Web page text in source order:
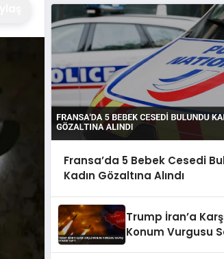
Fransa’da 5 Bebek Cesedi
Kadın Gözaltına Alındı
Trump İran’a
Konum Vurgusu